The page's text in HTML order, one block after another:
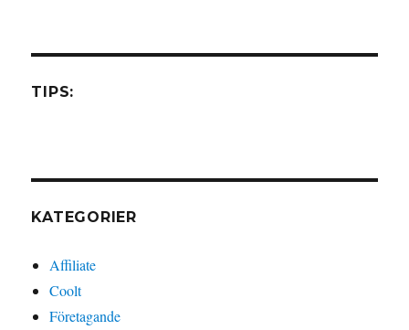
TIPS:
KATEGORIER
Affiliate
Coolt
Företagande